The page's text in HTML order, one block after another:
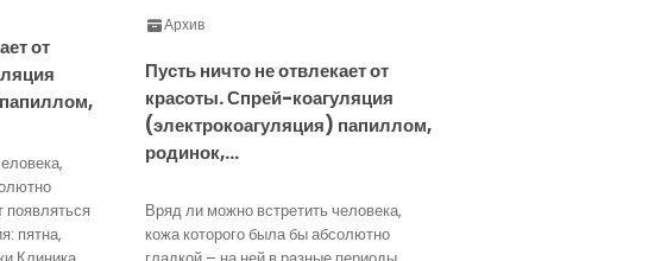
от
пятна,
Архив
Пусть ничто не отвлекает от
красоты. Спрей-коагуляция
(электрокоагуляция) папиллом,
родинок,…
Вряд ли можно встретить человека,
кожа которого была бы абсолютно